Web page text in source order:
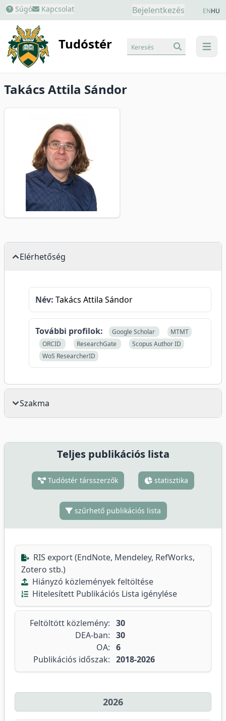
Súgó Kapcsolat Bejelentkezés ENHU
Tudóstér menu
Keresés
Takács Attila Sándor
Elérhetőség
Név: Takács Attila Sándor
További profilok: Google Scholar
MTMT
ORCID
ResearchGate
Scopus Author ID
WoS ResearcherID
Szakma
Teljes publikációs lista
Tudóstér társszerzők statisztika
szűrhető publikációs lista
RIS export (EndNote, Mendeley, RefWorks,
Zotero stb.)
Hiányzó közlemények feltöltése
Hitelesített Publikációs Lista igénylése
Feltöltött közlemény: 30
DEA-ban: 30
OA: 6
Publikációs időszak: 2018-2026
2026